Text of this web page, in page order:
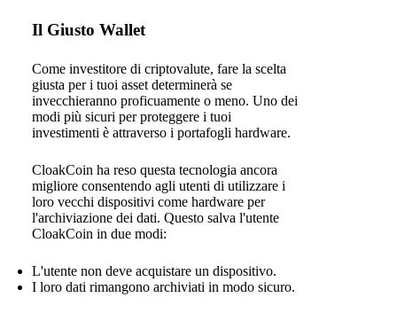
Il Giusto Wallet
Come investitore di criptovalute, fare la scelta
giusta per i tuoi asset determinerà se
invecchieranno proficuamente o meno. Uno dei
modi più sicuri per proteggere i tuoi
investimenti è attraverso i portafogli hardware.
CloakCoin ha reso questa tecnologia ancora
migliore consentendo agli utenti di utilizzare i
loro vecchi dispositivi come hardware per
l'archiviazione dei dati. Questo salva l'utente
CloakCoin in due modi:
L'utente non deve acquistare un dispositivo.
I loro dati rimangono archiviati in modo sicuro.